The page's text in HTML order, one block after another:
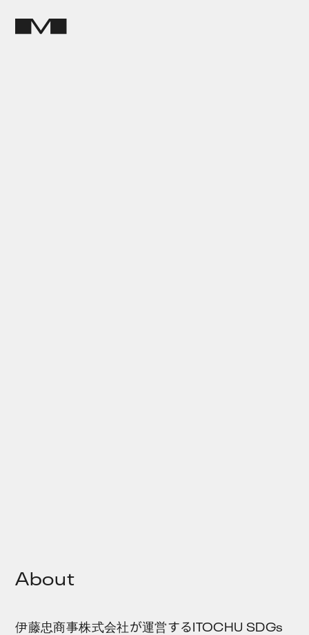
About
伊藤忠商事株式会社が運営するITOCHU SDGs